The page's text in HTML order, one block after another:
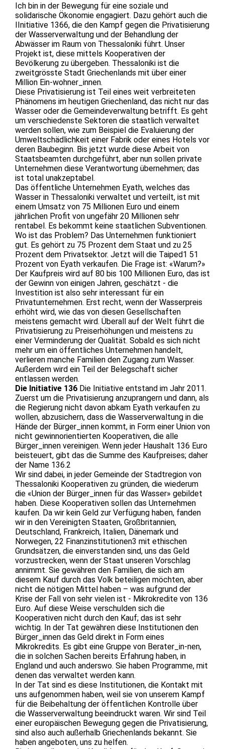
Ich bin in der Bewegung für eine soziale und
solidarische Ökonomie engagiert. Dazu gehört auch die
IInitiative 1366, die den Kampf gegen die Privatisierung
der Wasserverwaltung und der Behandlung der
Abwässer im Raum von Thessaloniki führt. Unser
Projekt ist, diese mittels Kooperativen der
Bevölkerung zu übergeben. Thessaloniki ist die
zweitgrösste Stadt Griechenlands mit über einer
Million Ein-wohner_innen.
Diese Privatisierung ist Teil eines weit verbreiteten
Phänomens im heutigen Griechenland, das nicht nur das
Wasser oder die Gemeindeverwaltung betrifft. Es geht
um verschiedenste Sektoren die staatlich verwaltet
werden sollen, wie zum Beispiel die Evaluierung der
Umweltschädlichkeit einer Fabrik oder eines Hotels vor
deren Baubeginn. Bis jetzt wurde diese Arbeit von
Staatsbeamten durchgeführt, aber nun sollen private
Unternehmen diese Verantwortung übernehmen; das
ist total unakzeptabel.
Das öffentliche Unternehmen Eyath, welches das
Wasser in Thessaloniki verwaltet und verteilt, ist mit
einem Umsatz von 75 Millionen Euro und einem
jährlichen Profit von ungefähr 20 Millionen sehr
rentabel. Es bekommt keine staatlichen Subventionen.
Wo ist das Problem? Das Unternehmen funktioniert
gut. Es gehört zu 75 Prozent dem Staat und zu 25
Prozent dem Privatsektor. Jetzt will die Taiped1 51
Prozent von Eyath verkaufen. Die Frage ist: «Warum?»
Der Kaufpreis wird auf 80 bis 100 Millionen Euro, das ist
der Gewinn von einigen Jahren, geschätzt - die
Investition ist also sehr interessant für ein
Privatunternehmen. Erst recht, wenn der Wasserpreis
erhöht wird, wie das von diesen Gesellschaften
meistens gemacht wird. Überall auf der Welt führt die
Privatisierung zu Preiserhöhungen und meistens zu
einer Verminderung der Qualität. Sobald es sich nicht
mehr um ein öffentliches Unternehmen handelt,
verlieren manche Familien den Zugang zum Wasser.
Außerdem wird ein Teil der Belegschaft sicher
entlassen werden.
Die Initiative 136 Die Initiative entstand im Jahr 2011.
Zuerst um die Privatisierung anzuprangern und dann, als
die Regierung nicht davon abkam Eyath verkaufen zu
wollen, abzusichern, dass die Wasserverwaltung in die
Hände der Bürger_innen kommt, in Form einer Union von
nicht gewinnorientierten Kooperativen, die alle
Bürger_innen vereinigen. Wenn jeder Haushalt 136 Euro
beisteuert, gibt das die Summe des Kaufpreises; daher
der Name 136.2
Wir sind dabei, in jeder Gemeinde der Stadtregion von
Thessaloniki Kooperativen zu gründen, die wiederum
die «Union der Bürger_innen für das Wasser» gebildet
haben. Diese Kooperativen sollen das Unternehmen
kaufen. Da wir kein Geld zur Verfügung haben, fanden
wir in den Vereinigten Staaten, Großbritannien,
Deutschland, Frankreich, Italien, Dänemark und
Norwegen, 22 Finanzinstitutionen3 mit ethischen
Grundsätzen, die einverstanden sind, uns das Geld
vorzustrecken, wenn der Staat unseren Vorschlag
annimmt. Sie gewähren den Familien, die sich am
diesem Kauf durch das Volk beteiligen möchten, aber
nicht die nötigen Mittel haben – was aufgrund der
Krise der Fall von sehr vielen ist - Mikrokredite von 136
Euro. Auf diese Weise verschulden sich die
Kooperativen nicht durch den Kauf; das ist sehr
wichtig. In der Tat gewähren diese Institutionen den
Bürger_innen das Geld direkt in Form eines
Mikrokredits. Es gibt eine Gruppe von Berater_in-nen,
die in solchen Sachen bereits Erfahrung haben, in
England und auch anderswo. Sie haben Programme, mit
denen das verwaltet werden kann.
In der Tat sind es diese Institutionen, die Kontakt mit
uns aufgenommen haben, weil sie von unserem Kampf
für die Beibehaltung der öffentlichen Kontrolle über
die Wasserverwaltung beeindruckt waren. Wir sind Teil
einer europäischen Bewegung gegen die Privatisierung,
sind also auch außerhalb Griechenlands bekannt. Sie
haben angeboten, uns zu helfen.